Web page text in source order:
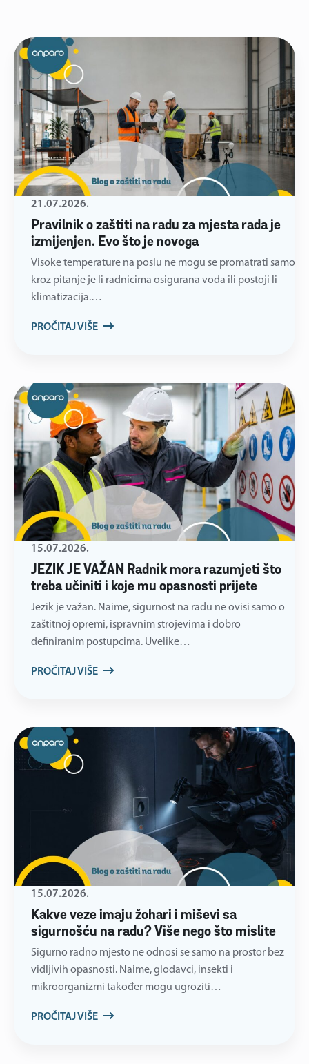
Pravilnik o zaštiti na radu za mjesta rada je
izmijenjen. Evo što je novoga
21.07.2026.
Visoke temperature na poslu ne mogu se promatrati samo
kroz pitanje je li radnicima osigurana voda ili postoji li
klimatizacija.…
PROČITAJ VIŠE
JEZIK JE VAŽAN Radnik mora razumjeti što
treba učiniti i koje mu opasnosti prijete
15.07.2026.
Jezik je važan. Naime, sigurnost na radu ne ovisi samo o
zaštitnoj opremi, ispravnim strojevima i dobro
definiranim postupcima. Uvelike…
PROČITAJ VIŠE
Kakve veze imaju žohari i miševi sa
sigurnošću na radu? Više nego što mislite
15.07.2026.
Sigurno radno mjesto ne odnosi se samo na prostor bez
vidljivih opasnosti. Naime, glodavci, insekti i
mikroorganizmi također mogu ugroziti…
PROČITAJ VIŠE